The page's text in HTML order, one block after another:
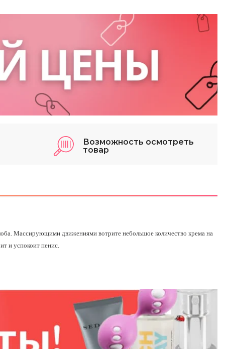
Возможность осмотреть
товар
Массирующими движениями вотрите небольшое количество крема на
и успокоит пенис.